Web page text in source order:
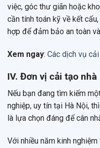
việc, góc thư giãn hoặc
cần tính toán kỹ về kết
hợp để đảm bảo an toàn
Xem ngay: Các dịch vụ
IV. Đơn vị cải tạo
Nếu bạn đang tìm kiếm
nghiệp, uy tín tại Hà Nội, thì
là lựa chọn đáng để cân
Với nhiều năm kinh